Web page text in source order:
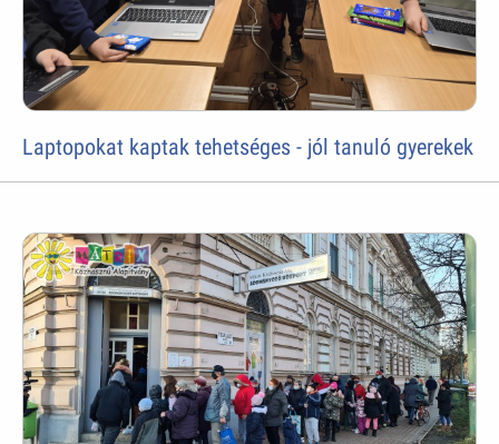
Laptopokat kaptak tehetséges - jól tanuló gyerekek